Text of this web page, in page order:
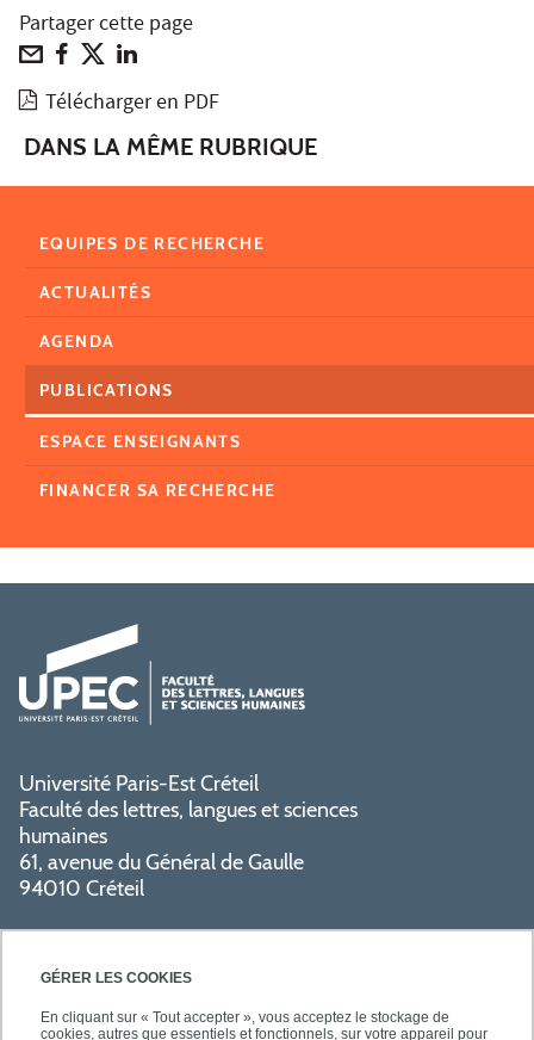
GÉRER LES COOKIES
En cliquant sur « Tout accepter », vous acceptez le stockage de
cookies, autres que essentiels et fonctionnels, sur votre appareil pour
Partager cette page
Télécharger en PDF
DANS LA MÊME RUBRIQUE
EQUIPES DE RECHERCHE
ACTUALITÉS
AGENDA
PUBLICATIONS
ESPACE ENSEIGNANTS
FINANCER SA RECHERCHE
Université Paris-Est Créteil
Faculté des lettres, langues et sciences
humaines
61, avenue du Général de Gaulle
94010 Créteil